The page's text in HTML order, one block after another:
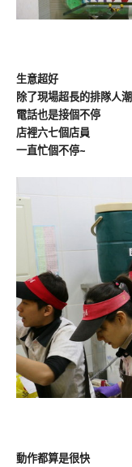
生意超好
除了現場超長的排隊人潮
電話也是接個不停
店裡六七個店員
一直忙個不停~
動作都算是很快